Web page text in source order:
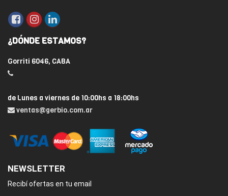
¿DÓNDE ESTAMOS?
Gorriti 6046, CABA
de Lunes a viernes de 10:00hs a 18:00hs
ventas@gerbio.com.ar
NEWSLETTER
Recibí ofertas en tu email